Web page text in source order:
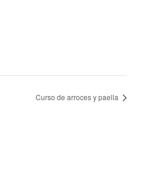
Curso de arroces y paella